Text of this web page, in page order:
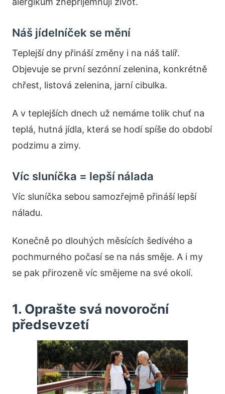
Náš jídelníček se mění
Teplejší dny přináší změny i na náš talíř.
Objevuje se první sezónní zelenina, konkrétně
chřest, listová zelenina, jarní cibulka.
A v teplejších dnech už nemáme tolik chuť na
teplá, hutná jídla, která se hodí spíše do období
podzimu a zimy.
Víc sluníčka = lepší nálada
Víc sluníčka sebou samozřejmě přináší lepší
náladu.
Konečně po dlouhých měsících šedivého a
pochmurného počasí se na nás směje. A i my
se pak přirozeně víc smějeme na své okolí.
1. Oprašte svá novoroční
předsevzetí